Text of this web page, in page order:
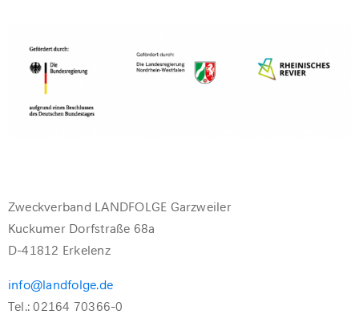
Zweckverband LANDFOLGE Garzweiler
Kuckumer Dorfstraße 68a
D-41812 Erkelenz
info@landfolge.de
Tel.: 02164 70366-0